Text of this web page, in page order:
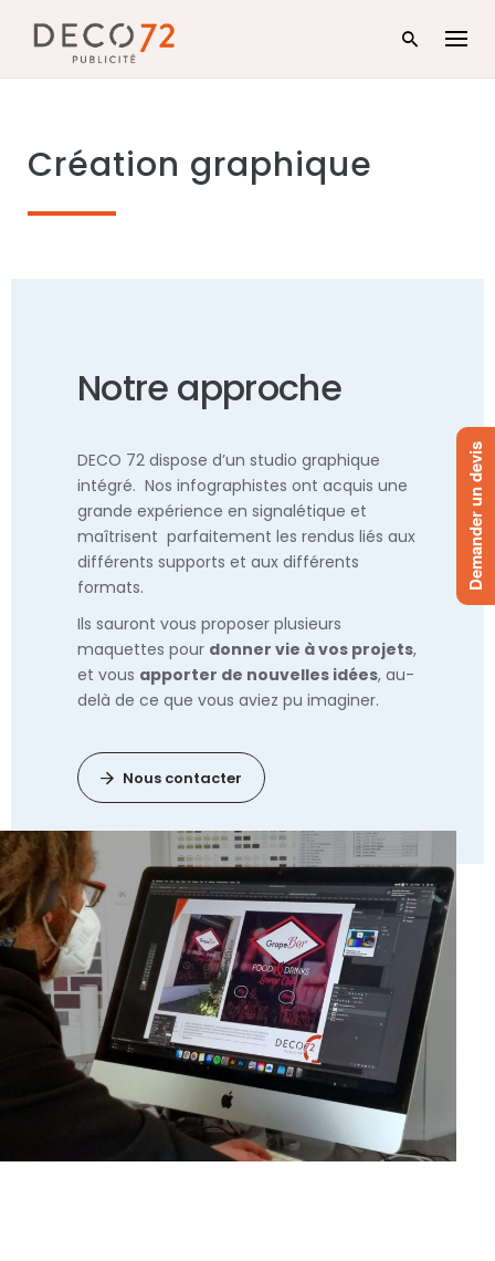
Création graphique
Notre approche
DECO 72 dispose d’un studio graphique
intégré. Nos infographistes ont acquis une
grande expérience en signalétique et
maîtrisent parfaitement les rendus liés aux
différents supports et aux différents
formats.
Ils sauront vous proposer plusieurs
maquettes pour donner vie à vos projets,
et vous apporter de nouvelles idées, au-
delà de ce que vous aviez pu imaginer.
Nous contacter
Demander un devis